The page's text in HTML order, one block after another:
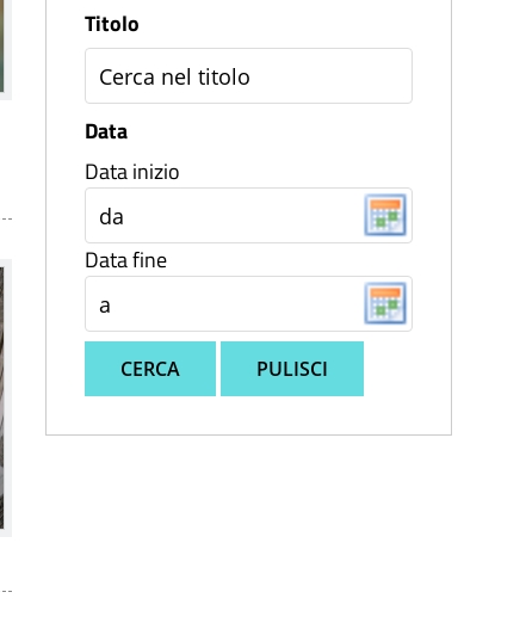
Titolo
Data
Data inizio
Data fine
CERCA PULISCI